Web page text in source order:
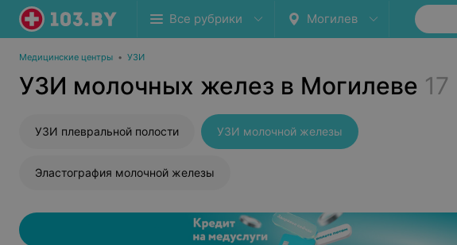
Все рубрики Могилев
Медицинские центры • УЗИ
УЗИ молочных желез в Могилеве 17
УЗИ плевральной полости УЗИ молочной железы
Эластография молочной железы